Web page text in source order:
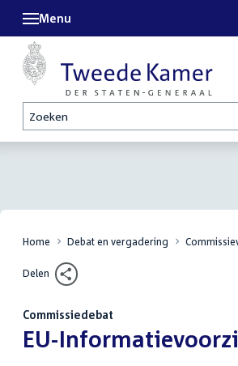
Zoeken
Menu
Home Debat en vergadering
Delen
Commissiedebat
:EU-